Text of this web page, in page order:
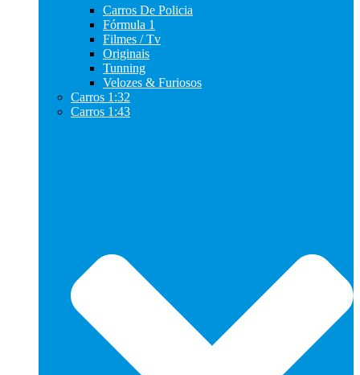
Carros De Policia
Fórmula 1
Filmes / Tv
Originais
Tunning
Velozes & Furiosos
Carros 1:32
Carros 1:43